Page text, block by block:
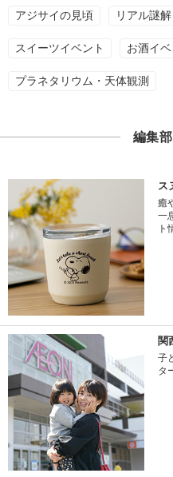
アジサイの見頃 リアル謎
スイーツイベント お酒イベ
プラネタリウム・天体観測
編集
ス
癒
一
ト
関
子
タ